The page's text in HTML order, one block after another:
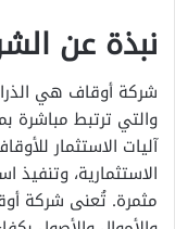
نبذة عن
شركة أوقاف هي
والتي ترتبط مباشرة
آليات الاستثمار
الاستثمارية، وتنفيذ
مثمرة. تُعنى شركة